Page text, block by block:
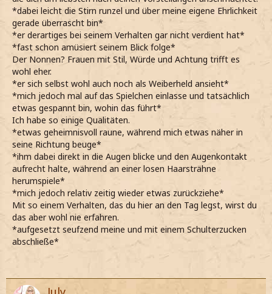
*dabei leicht die Stirn runzel und über meine eigene Ehrlichkeit
gerade überrascht bin*
*er derartiges bei seinem Verhalten gar nicht verdient hat*
*fast schon amüsiert seinem Blick folge*
Der Nonnen? Frauen mit Stil, Würde und Achtung trifft es
wohl eher.
*er sich selbst wohl auch noch als Weiberheld ansieht*
*mich jedoch mal auf das Spielchen einlasse und tatsächlich
etwas gespannt bin, wohin das führt*
Ich habe so einige Qualitäten.
*etwas geheimnisvoll raune, während mich etwas näher in
seine Richtung beuge*
*ihm dabei direkt in die Augen blicke und den Augenkontakt
aufrecht halte, während an einer losen Haarsträhne
herumspiele*
*mich jedoch relativ zeitig wieder etwas zurückziehe*
Mit so einem Verhalten, das du hier an den Tag legst, wirst du
das aber wohl nie erfahren.
*aufgesetzt seufzend meine und mit einem Schulterzucken
abschließe*